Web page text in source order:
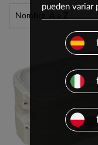
Nombre, A a Z
pueden variar